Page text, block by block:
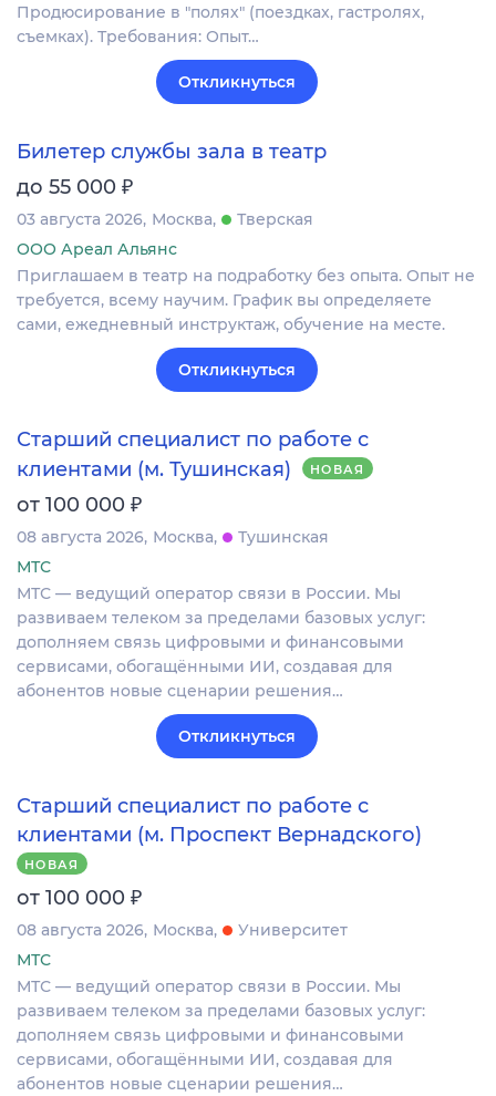
Продюсирование в "полях" (поездках, гастролях,
съемках). Требования: Опыт…
Откликнуться
Билетер службы зала в театр
до 55 000 ₽
03 августа 2026 Москва
Тверская
ООО Ареал Альянс
Приглашаем в театр на подработку без опыта. Опыт не
требуется, всему научим. График вы определяете
сами, ежедневный инструктаж, обучение на месте.
Откликнуться
Старший специалист по работе с
клиентами (м. Тушинская)
НОВАЯ
от 100 000 ₽
08 августа 2026 Москва
Тушинская
МТС
МТС — ведущий оператор связи в России. Мы
развиваем телеком за пределами базовых услуг:
дополняем связь цифровыми и финансовыми
сервисами, обогащёнными ИИ, создавая для
абонентов новые сценарии решения…
Откликнуться
Старший специалист по работе с
клиентами (м. Проспект Вернадского)
НОВАЯ
от 100 000 ₽
08 августа 2026 Москва
Университет
МТС
МТС — ведущий оператор связи в России. Мы
развиваем телеком за пределами базовых услуг:
дополняем связь цифровыми и финансовыми
сервисами, обогащёнными ИИ, создавая для
абонентов новые сценарии решения…